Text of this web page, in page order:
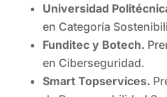
Universidad
en Categoría
Funditec y Botech.
en Ciberseguridad.
Smart Topservices.